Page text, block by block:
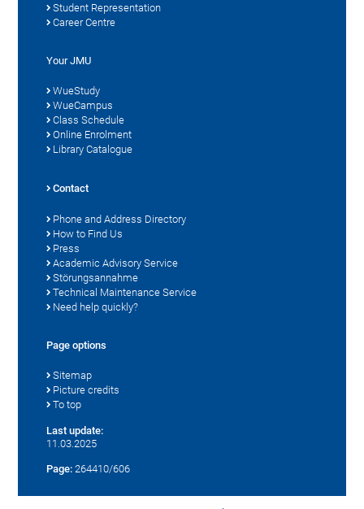
Student Representation
Career Centre
Your JMU
WueStudy
WueCampus
Class Schedule
Online Enrolment
Library Catalogue
Contact
Phone and Address Directory
How to Find Us
Press
Academic Advisory Service
Störungsannahme
Technical Maintenance Service
Need help quickly?
Page options
Sitemap
Picture credits
To top
Last update:
11.03.2025
Page: 264410/606